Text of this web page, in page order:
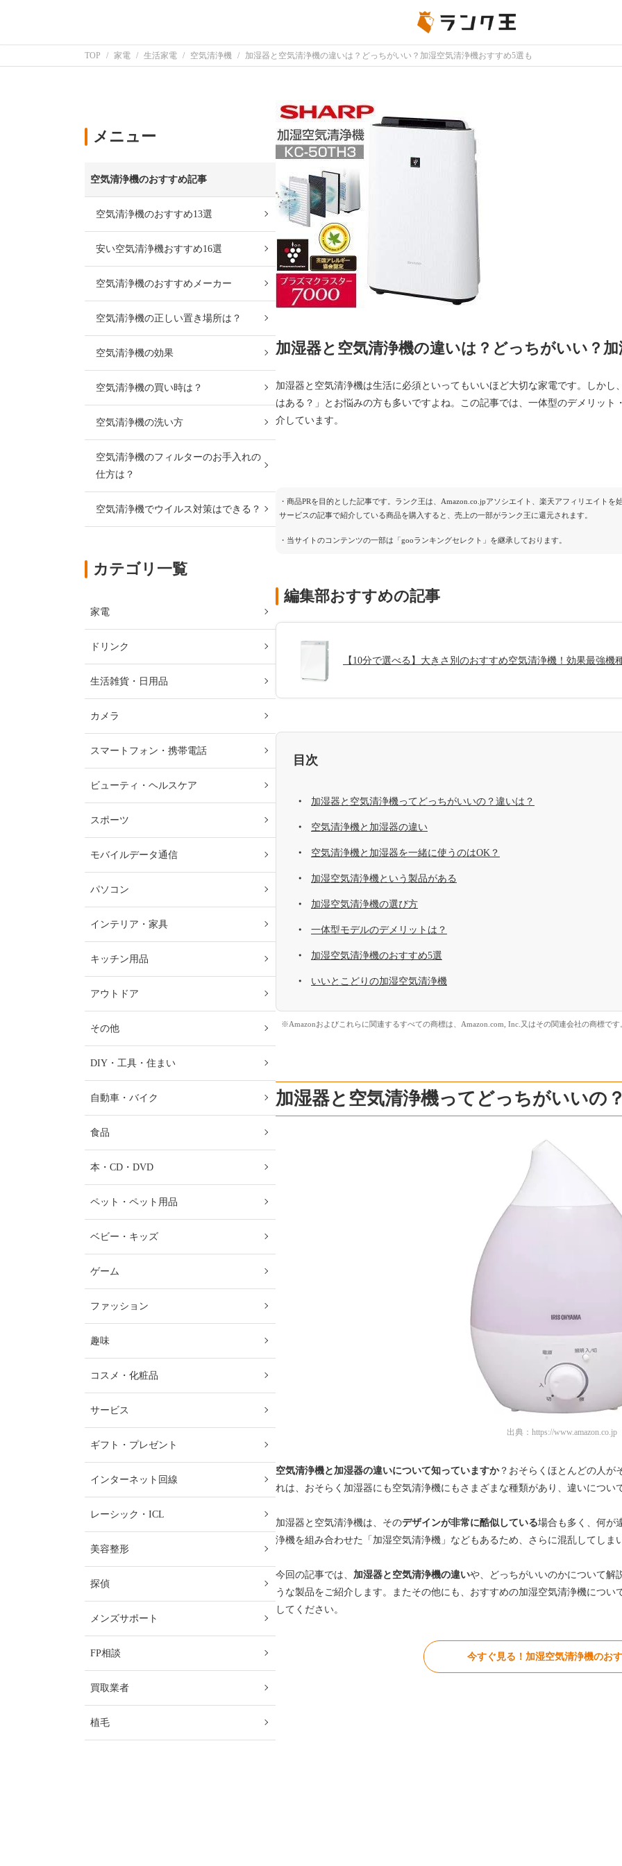
TOP 家電 生活家電 空気清浄機 加湿器と空気清浄機の違いは？どっちがいい？加湿空気清浄機おすすめ5選も
加湿器と空気清浄機の違いは？どっちがいい？
加湿器と空気清浄機は生活に必須といってもいいほど大切な家電です。しか
はある？」とお悩みの方も多いですよね。この記事では、一体型のデメリッ
介しています。
・商品PRを目的とした記事です。ランク王は、Amazon.co.jpアソシエイト、楽天アフィリエイト
サービスの記事で紹介している商品を購入すると、売上の一部がランク王に還元されます。
・当サイトのコンテンツの一部は「gooランキングセレクト」を継承しております。
編集部おすすめの記事
【10分で選べる】大きさ別のおすすめ空気清浄機！効果最強機
目次
加湿器と空気清浄機ってどっちがいいの？違いは？
空気清浄機と加湿器の違い
空気清浄機と加湿器を一緒に使うのはOK？
加湿空気清浄機という製品がある
加湿空気清浄機の選び方
一体型モデルのデメリットは？
加湿空気清浄機のおすすめ5選
いいとこどりの加湿空気清浄機
※Amazonおよびこれらに関連するすべての商標は、Amazon.com, Inc.又はその関連会社の商標です
加湿器と空気清浄機ってどっちがいいの
出典： https://www.amazon.co.jp
空気清浄機と加湿器の違いについて知っていますか？おそらくほとんどの人が
れは、おそらく加湿器にも空気清浄機にもさまざまな種類があり、違いについ
加湿器と空気清浄機は、そのデザインが非常に酷似している場合も多く、何が
浄機を組み合わせた「加湿空気清浄機」などもあるため、さらに混乱してしま
今回の記事では、 加湿器と空気清浄機の違いや、どっちがいいのかについて解
うな製品をご紹介します。またその他にも、おすすめの加湿空気清浄機につ
してください。
今すぐ見る！加湿空気清浄機のお
メニュー
空気清浄機のおすすめ記事
空気清浄機のおすすめ13選
安い空気清浄機おすすめ16選
空気清浄機のおすすめメーカー
空気清浄機の正しい置き場所は？
空気清浄機の効果
空気清浄機の買い時は？
空気清浄機の洗い方
空気清浄機のフィルターのお手入れの
仕方は？
空気清浄機でウイルス対策はできる？
カテゴリ一覧
家電
ドリンク
生活雑貨・日用品
カメラ
スマートフォン・携帯電話
ビューティ・ヘルスケア
スポーツ
モバイルデータ通信
パソコン
インテリア・家具
キッチン用品
アウトドア
その他
DIY・工具・住まい
自動車・バイク
食品
本・CD・DVD
ペット・ペット用品
ベビー・キッズ
ゲーム
ファッション
趣味
コスメ・化粧品
サービス
ギフト・プレゼント
インターネット回線
レーシック・ICL
美容整形
探偵
メンズサポート
FP相談
買取業者
植毛